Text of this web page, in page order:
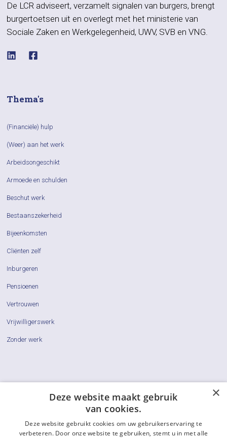
De LCR adviseert, verzamelt signalen van burgers, brengt
burgertoetsen uit en overlegt met het ministerie van
Sociale Zaken en Werkgelegenheid, UWV, SVB en VNG.
Thema's
(Financiële) hulp
(Weer) aan het werk
Arbeidsongeschikt
Armoede en schulden
Beschut werk
Bestaanszekerheid
Bijeenkomsten
Cliënten zelf
Inburgeren
Pensioenen
Vertrouwen
Vrijwilligerswerk
Zonder werk
Cliëntenraden
Vraag & Antwoord
×
Deze website maakt gebruik
van cookies.
Deze website gebruikt cookies om uw gebruikerservaring te
verbeteren. Door onze website te gebruiken, stemt u in met alle